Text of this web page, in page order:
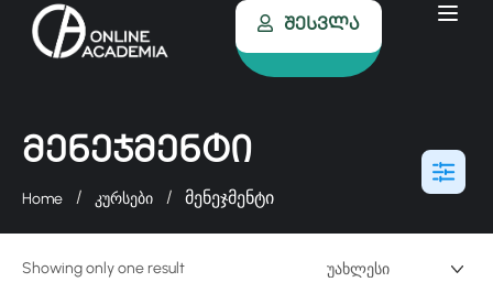
Შესვლა
Მენეჯმენტი
Home კურსები მენეჯმენტი
Showing only one result